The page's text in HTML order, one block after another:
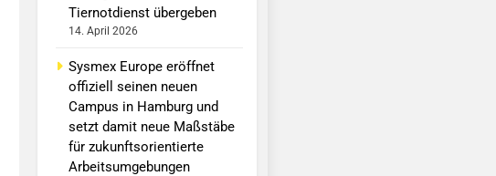
Tiernotdienst übergeben
14. April 2026
Sysmex Europe eröffnet
offiziell seinen neuen
Campus in Hamburg und
setzt damit neue Maßstäbe
für zukunftsorientierte
Arbeitsumgebungen